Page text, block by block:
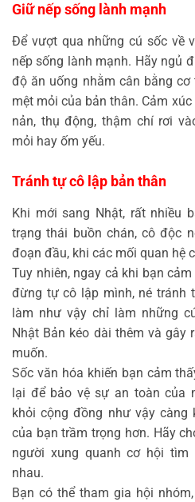
Giữ nếp sống lành mạnh
Để vượt qua những cú sốc về
nếp sống lành mạnh. Hãy ngủ
độ ăn uống nhằm cân bằng
mệt mỏi của bản thân. Cảm
nản, thụ động, thậm chí rơi
mỏi hay ốm yếu.
Tránh tự cô lập bản thân
Khi mới sang Nhật, rất nhiều
trạng thái buồn chán, cô độc
đoạn đầu, khi các mối quan hệ
Tuy nhiên, ngay cả khi bạn
đừng tự cô lập mình, né tránh
làm như vậy chỉ làm những
Nhật Bản kéo dài thêm và gây
muốn.
Sốc văn hóa khiến bạn cảm
lại để bảo vệ sự an toàn của
khỏi cộng đồng như vậy càng
của bạn trầm trọng hơn. Hãy
người xung quanh cơ hội
nhau.
Bạn có thể tham gia hội